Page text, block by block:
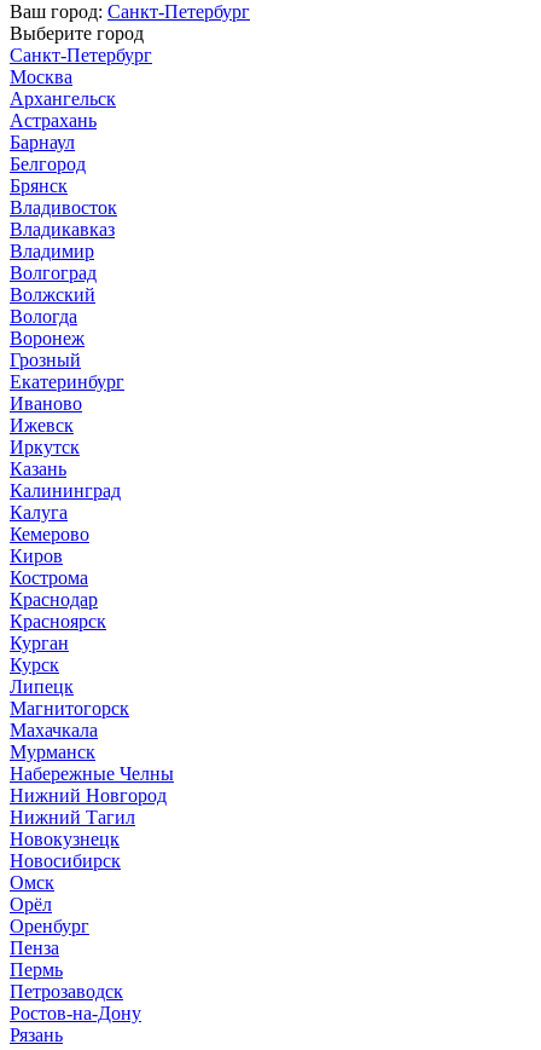
Ваш город: Санкт-Петербург
Выберите город
Санкт-Петербург
Москва
Архангельск
Астрахань
Барнаул
Белгород
Брянск
Владивосток
Владикавказ
Владимир
Волгоград
Волжский
Вологда
Воронеж
Грозный
Екатеринбург
Иваново
Ижевск
Иркутск
Казань
Калининград
Калуга
Кемерово
Киров
Кострома
Краснодар
Красноярск
Курган
Курск
Липецк
Магнитогорск
Махачкала
Мурманск
Набережные Челны
Нижний Новгород
Нижний Тагил
Новокузнецк
Новосибирск
Омск
Орёл
Оренбург
Пенза
Пермь
Петрозаводск
Ростов-на-Дону
Рязань